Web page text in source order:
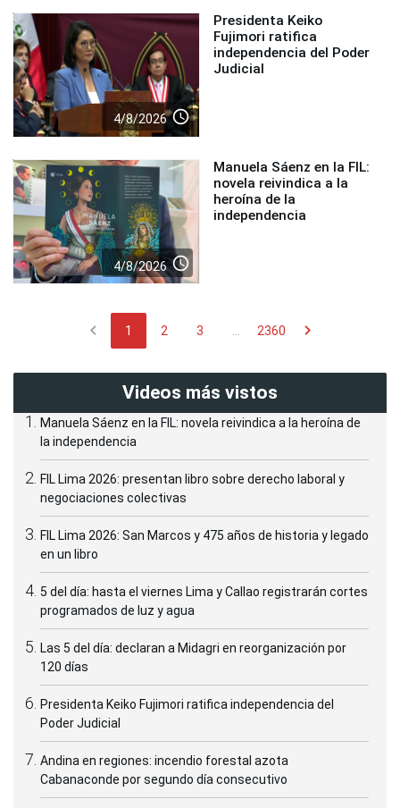
4/8/2026 access_time
Presidenta Keiko
Fujimori ratifica
independencia del Poder
Judicial
4/8/2026 access_time
Manuela Sáenz en la FIL:
novela reivindica a la
heroína de la
independencia
chevron_left 1 2 3 ... 2360 chevron_right
Videos más vistos
Manuela Sáenz en la FIL: novela reivindica a la heroína de
la independencia
FIL Lima 2026: presentan libro sobre derecho laboral y
negociaciones colectivas
FIL Lima 2026: San Marcos y 475 años de historia y legado
en un libro
5 del día: hasta el viernes Lima y Callao registrarán cortes
programados de luz y agua
Las 5 del día: declaran a Midagri en reorganización por
120 días
Presidenta Keiko Fujimori ratifica independencia del
Poder Judicial
Andina en regiones: incendio forestal azota
Cabanaconde por segundo día consecutivo